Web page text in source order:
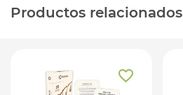
Productos relacionados